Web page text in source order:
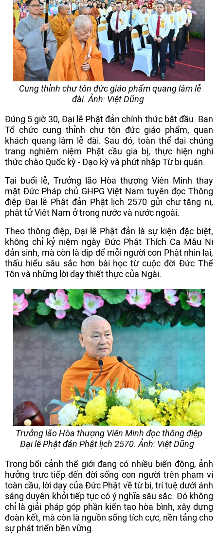
Cung thỉnh chư tôn đức giáo phẩm quang lâm lễ
đài. Ảnh: Việt Dũng
Đúng 5 giờ 30, Đại lễ Phật đản chính thức bắt đầu. Ban
Tổ chức cung thỉnh chư tôn đức giáo phẩm, quan
khách quang lâm lễ đài. Sau đó, toàn thể đại chúng
trang nghiêm niệm Phật cầu gia bị, thực hiện nghi
thức chào Quốc kỳ - Đạo kỳ và phút nhập Từ bi quán.
Tại buổi lễ, Trưởng lão Hòa thượng Viên Minh thay
mặt Đức Pháp chủ GHPG Việt Nam tuyên đọc Thông
điệp Đại lễ Phật đản Phật lịch 2570 gửi chư tăng ni,
phật tử Việt Nam ở trong nước và nước ngoài.
Theo thông điệp, Đại lễ Phật đản là sự kiện đặc biệt,
không chỉ kỷ niệm ngày Đức Phật Thích Ca Mâu Ni
đản sinh, mà còn là dịp để mỗi người con Phật nhìn lại,
thấu hiểu sâu sắc hơn bài học từ cuộc đời Đức Thế
Tôn và những lời dạy thiết thực của Ngài.
Trưởng lão Hòa thượng Viên Minh đọc thông điệp
Đại lễ Phật đản Phật lịch 2570. Ảnh: Việt Dũng
Trong bối cảnh thế giới đang có nhiều biến động, ảnh
hưởng trực tiếp đến đời sống con người trên phạm vi
toàn cầu, lời dạy của Đức Phật về từ bi, trí tuệ dưới ánh
sáng duyên khởi tiếp tục có ý nghĩa sâu sắc. Đó không
chỉ là giải pháp góp phần kiến tạo hòa bình, xây dựng
đoàn kết, mà còn là nguồn sống tích cực, nền tảng cho
sự phát triển bền vững.